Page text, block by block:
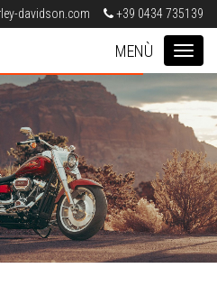
davidson.com +39 0434 735139
Davidson Pordenone